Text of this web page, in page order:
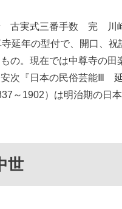
古実式三番手数 完 川
延年の型付で、開口、
の。現在では中尊寺の田
次『日本の民俗芸能Ⅲ
～1902）は明治期の日
世